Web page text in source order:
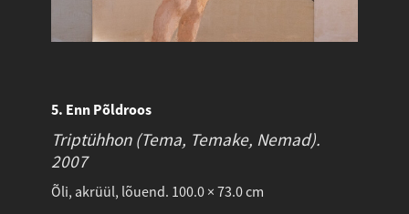
5. Enn Põldroos
Triptühhon (Tema, Temake, Nemad).
2007
Õli, akrüül, lõuend. 100.0 × 73.0 cm